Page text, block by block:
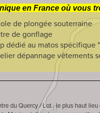
en France où vous
de plongée souterraine
de gonflage
dédié au matos spécifique
dépannage vêtements
du Quercy / Lot , le plus haut